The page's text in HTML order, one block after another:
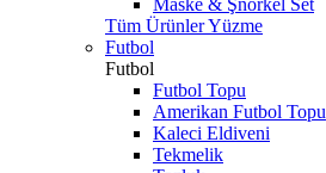
Maske & Şnorkel Set
Tüm Ürünler Yüzme
Futbol
Futbol
Futbol Topu
Amerikan Futbol Topu
Kaleci Eldiveni
Tekmelik